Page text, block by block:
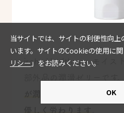
iroha Healthcare モイス
が潤いを与え、炎症を抑